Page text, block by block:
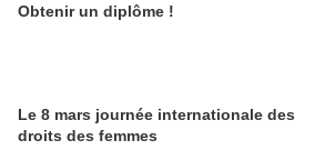
Obtenir un diplôme !
Le 8 mars journée internationale des
droits des femmes